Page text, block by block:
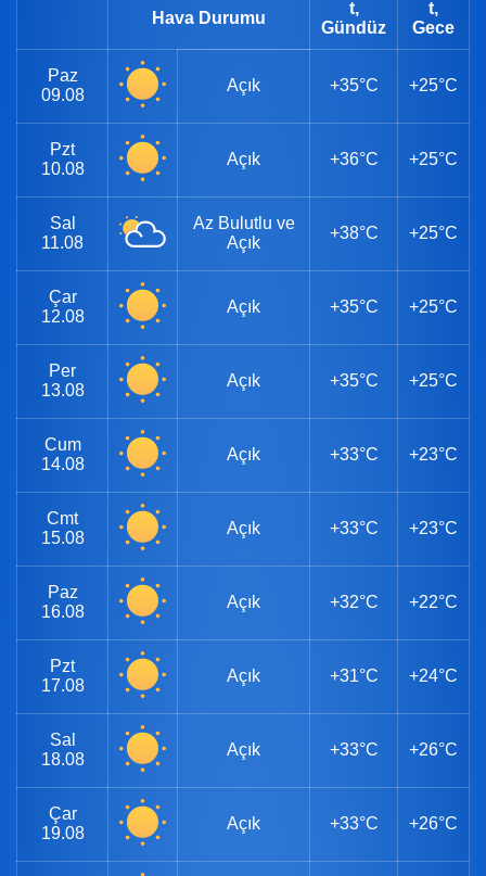
Hava Durumu
t,
Gündüz
t,
Gece
Paz
09.08
Açık +35°C +25°C
Pzt
10.08
Açık +36°C +25°C
Sal
11.08
Az Bulutlu ve
Açık
+38°C +25°C
Çar
12.08
Açık +35°C +25°C
Per
13.08
Açık +35°C +25°C
Cum
14.08
Açık +33°C +23°C
Cmt
15.08
Açık +33°C +23°C
Paz
16.08
Açık +32°C +22°C
Pzt
17.08
Açık +31°C +24°C
Sal
18.08
Açık +33°C +26°C
Çar
19.08
Açık +33°C +26°C